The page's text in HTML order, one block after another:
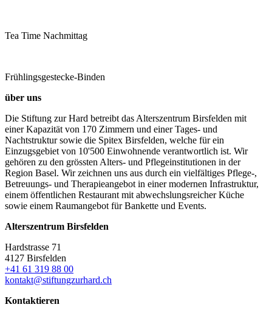
Tea Time Nachmittag
Frühlingsgestecke-Binden
über uns
Die Stiftung zur Hard betreibt das Alterszentrum Birsfelden mit
einer Kapazität von 170 Zimmern und einer Tages- und
Nachtstruktur sowie die Spitex Birsfelden, welche für ein
Einzugsgebiet von 10'500 Einwohnende verantwortlich ist. Wir
gehören zu den grössten Alters- und Pflegeinstitutionen in der
Region Basel. Wir zeichnen uns aus durch ein vielfältiges Pflege-,
Betreuungs- und Therapieangebot in einer modernen Infrastruktur,
einem öffentlichen Restaurant mit abwechslungsreicher Küche
sowie einem Raumangebot für Bankette und Events.
Alterszentrum Birsfelden
Hardstrasse 71
4127 Birsfelden
+41 61 319 88 00
kontakt@stiftungzurhard.ch
Kontaktieren